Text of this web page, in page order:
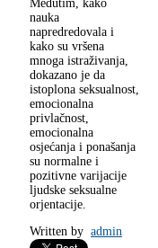
Međutim, kako
nauka
napredredovala i
kako su vršena
mnoga istraživanja,
dokazano je da
istoplona seksualnost,
emocionalna
privlačnost,
emocionalna
osjećanja i ponašanja
su normalne i
pozitivne varijacije
ljudske seksualne
orjentacije.
Written by admin